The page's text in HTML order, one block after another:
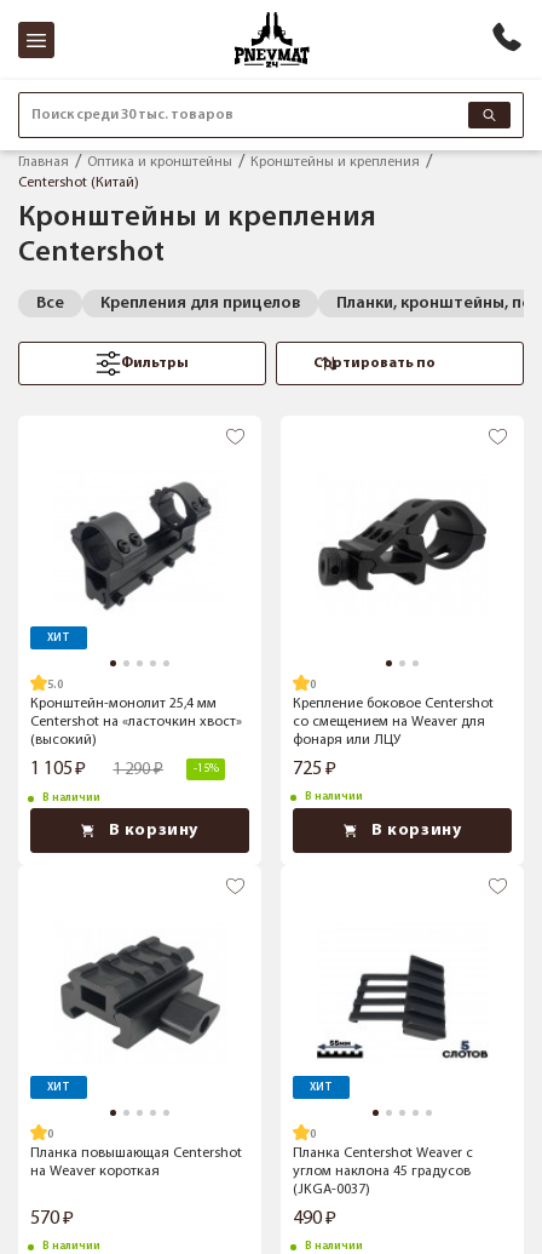
Поиск среди 30 тыс. товаров
Главная Оптика и кронштейны
Кронштейны и крепления
Centershot (Китай)
Кронштейны и крепления
Centershot
Все Крепления для прицелов Планки, кронштейны,
Фильтры
ХИТ
5.0
Кронштейн-монолит 25,4 мм
Centershot на «ласточкин хвост»
(высокий)
1 105 1 290 -15%
В наличии
В корзину
Крепление боковое Centershot
со смещением на Weaver для
фонаря или ЛЦУ
725
В наличии
В корзину
ХИТ
Планка повышающая Centershot
на Weaver короткая
570
В наличии
ХИТ
Планка Centershot Weaver с
углом наклона 45 градусов
(JKGA-0037)
490
В наличии